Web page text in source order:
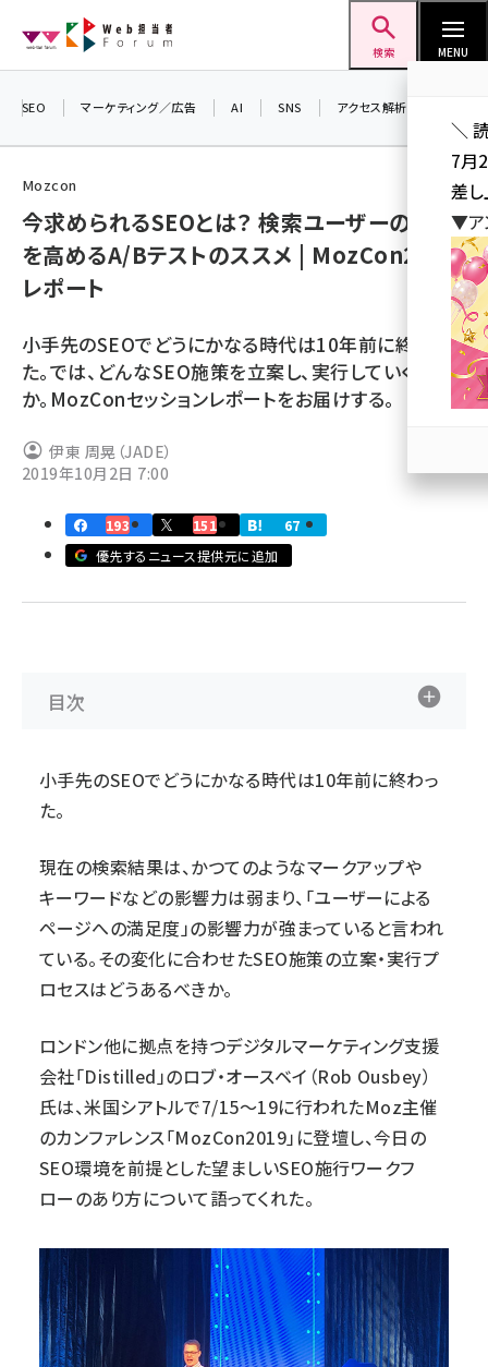
ン
検索 MENU
seo (3516)
ai (2799)
note (2308)
セミナー (2296)
z世代 (1617)
meo (1274)
llmo (1155)
SEO マーケティング／広告 AI SNS アクセス解析／データ分析
Mozcon
今求められるSEOとは？ 検索ユーザーの評価
を高めるA/Bテストのススメ | MozCon2019
レポート
小手先のSEOでどうにかなる時代は10年前に終わっ
た。では、どんなSEO施策を立案し、実行していくべき
か。MozConセッションレポートをお届けする。
伊東 周晃（JADE）
2019年10月2日 7:00
193 151
67
優先するニュース提供元に追加
目次
小手先のSEOでどうにかなる時代は10年前に終わっ
た。
現在の検索結果は、かつてのようなマークアップや
キーワードなどの影響力は弱まり、「ユーザーによる
ページへの満足度」の影響力が強まっていると言われ
ている。その変化に合わせたSEO施策の立案・実行プ
ロセスはどうあるべきか。
ロンドン他に拠点を持つデジタルマーケティング支援
会社「Distilled」のロブ・オースベイ（Rob Ousbey）
氏は、米国シアトルで7/15～19に行われたMoz主催
のカンファレンス「MozCon2019」に登壇し、今日の
SEO環境を前提とした望ましいSEO施行ワークフ
ローのあり方について語ってくれた。
＼
7月
差し
▼ア